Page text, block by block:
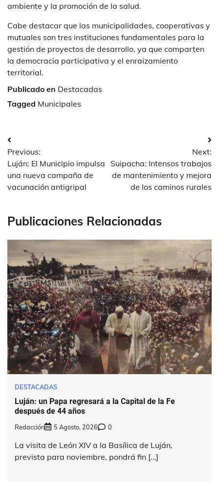
ambiente y la promoción de la salud.
Cabe destacar que las municipalidades, cooperativas y
mutuales son tres instituciones fundamentales para la
gestión de proyectos de desarrollo, ya que comparten
la democracia participativa y el enraizamiento
territorial.
Publicado en Destacadas
Tagged Municipales
Navegación
de
entradas
Previous:
Luján: El Municipio impulsa
una nueva campaña de
vacunación antigripal
Next:
Suipacha: Intensos trabajos
de mantenimiento y mejora
de los caminos rurales
Publicaciones Relacionadas
DESTACADAS
Luján: un Papa regresará a la Capital de la Fe
después de 44 años
Redacción 5 Agosto, 2026 0
La visita de León XIV a la Basílica de Luján,
prevista para noviembre, pondrá fin […]